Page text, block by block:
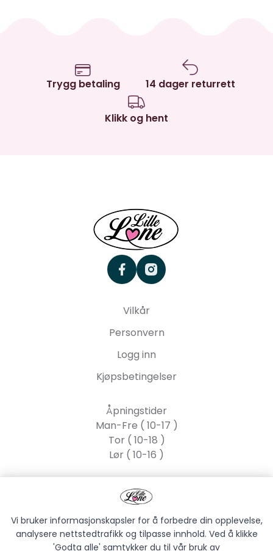
Trygg betaling 14 dager returrett
Klikk og hent
facebookinstagram
Vilkår
Personvern
Logg inn
Kjøpsbetingelser
Åpningstider
Man-Fre ( 10-17 )
Tor ( 10-18 )
Lør ( 10-16 )
Strandgata 55, 2317
Hamar
Vi bruker informasjonskapsler for å forbedre din opplevelse,
analysere nettstedtrafikk og tilpasse innhold. Ved å klikke
'Godta alle' samtykker du til vår bruk av